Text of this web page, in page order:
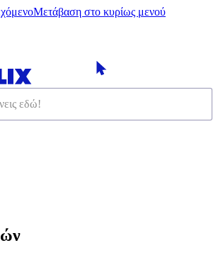
Μετάβαση στο κυρίως μενού